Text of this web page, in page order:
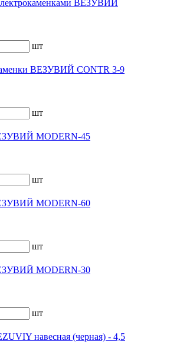
ВЕЗУВИЙ
шт
ВЕЗУВИЙ CONTR 3-9
шт
MODERN-45
шт
MODERN-60
шт
MODERN-30
шт
навесная (черная) - 4,5